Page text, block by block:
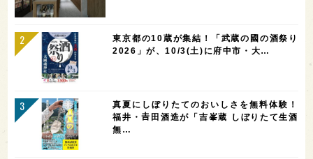
東京都の10蔵が集結！「武蔵の國の酒祭り
2026」が、10/3(土)に府中市・大…
真夏にしぼりたてのおいしさを無料体験！
福井・𠮷田酒造が「吉峯蔵 しぼりたて生酒
無…